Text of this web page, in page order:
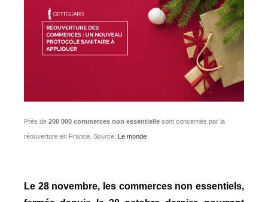
Près de 200 000 commerces non essentielle sont concernés par la
réouverture en France. Source: Le monde
Le 28 novembre, les commerces non essentiels,